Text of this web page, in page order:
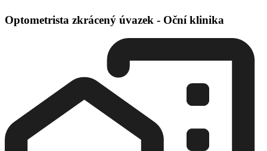
Optometrista zkrácený úvazek - Oční klinika